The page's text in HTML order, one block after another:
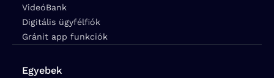
VideóBank
Digitális ügyfélfiók
Gránit app funkciók
Egyebek